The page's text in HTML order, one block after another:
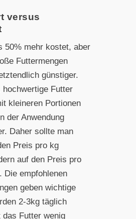
versus
50% mehr kostet, aber
Futtermengen
günstiger.
hochwertige Futter
kleineren Portionen
der Anwendung
Daher sollte man
Preis pro kg
auf den Preis pro
Die empfohlenen
geben wichtige
2-3kg täglich
Futter wenig